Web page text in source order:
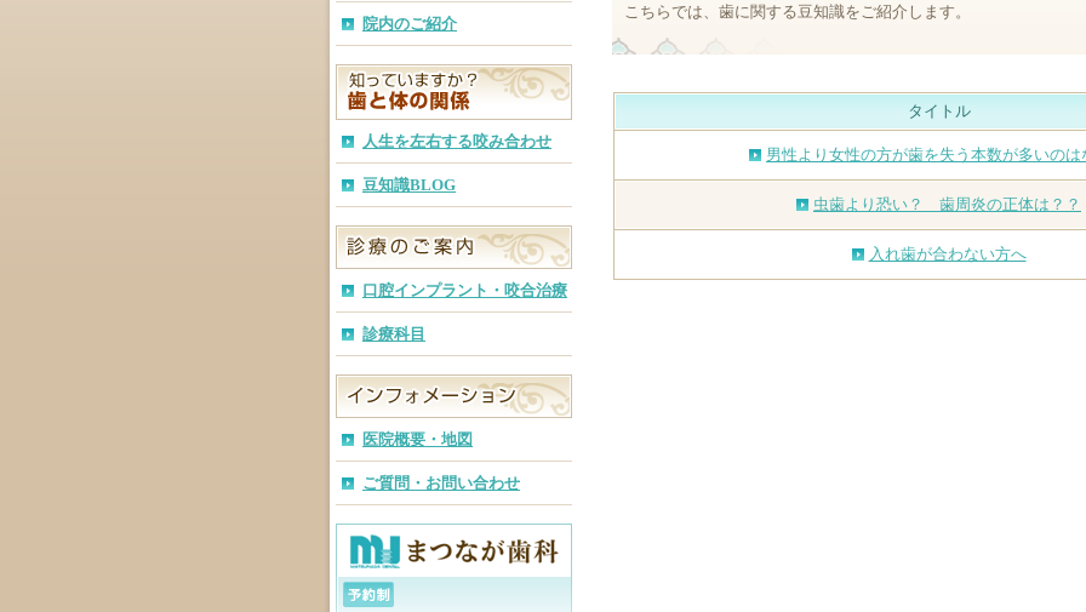
院内のご紹介
人生を左右する咬み合わせ
豆知識BLOG
口腔インプラント・咬合治療
診療科目
医院概要・地図
ご質問・お問い合わせ
こちらでは、歯に関する豆知識をご紹介します。
タイトル
男性より女性の方が歯を失う本数が多いのは
虫歯より恐い？ 歯周炎の正体は？？
入れ歯が合わない方へ